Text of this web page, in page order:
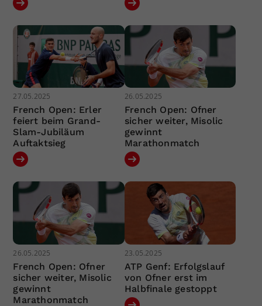
27.05.2025
French Open: Erler
feiert beim Grand-
Slam-Jubiläum
Auftaktsieg
26.05.2025
French Open: Ofner
sicher weiter, Misolic
gewinnt
Marathonmatch
26.05.2025
French Open: Ofner
sicher weiter, Misolic
gewinnt
Marathonmatch
23.05.2025
ATP Genf: Erfolgslauf
von Ofner erst im
Halbfinale gestoppt